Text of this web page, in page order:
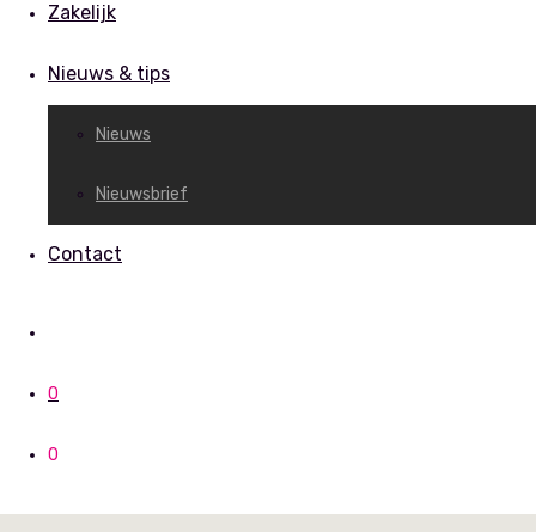
Zakelijk
Nieuws & tips
Nieuws
Nieuwsbrief
Contact
0
0